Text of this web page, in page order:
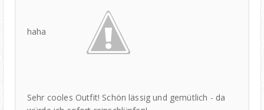
haha
Sehr cooles Outfit! Schön lässig und gemütlich - da